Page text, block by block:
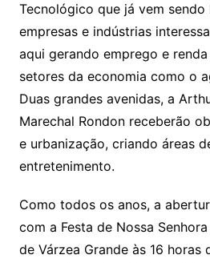
Tecnológico que já vem
empresas e indústrias
aqui gerando emprego e
setores da economia como o
Duas grandes avenidas, a
Marechal Rondon receberão
e urbanização, criando áreas
entretenimento.
Como todos os anos, a
com a Festa de Nossa
de Várzea Grande às 16 horas